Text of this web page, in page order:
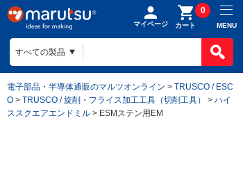
マイページ カート
0
MENU
電子部品・半導体通販のマルツオンライン > TRUSCO / ESC
O > TRUSCO / 旋削・フライス加工工具（切削工具） > ハイ
ススクエアエンドミル > ESMステン用EM